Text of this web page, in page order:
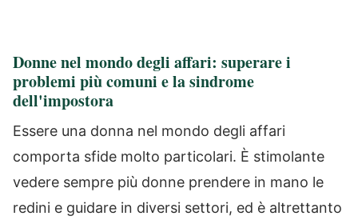
Donne nel mondo degli affari: superare i
problemi più comuni e la sindrome
dell'impostora
Essere una donna nel mondo degli affari
comporta sfide molto particolari. È stimolante
vedere sempre più donne prendere in mano le
redini e guidare in diversi settori, ed è altrettanto